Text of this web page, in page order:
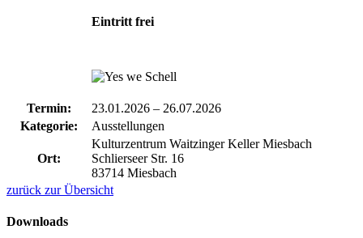
Eintritt frei
Termin: 23.01.2026 – 26.07.2026
Kategorie:
Ausstellungen
Ort:
Kulturzentrum Waitzinger Keller Miesbach
Schlierseer Str. 16
83714 Miesbach
zurück zur Übersicht
Downloads